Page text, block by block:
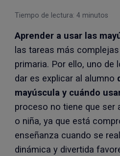
Tiempo de lectura: 4 minutos
Aprender a usar las
las tareas más
primaria. Por ello, uno de
dar es explicar al alumno
mayúscula y cuándo
proceso no tiene que ser
o niña, ya que está
enseñanza cuando se
dinámica y divertida